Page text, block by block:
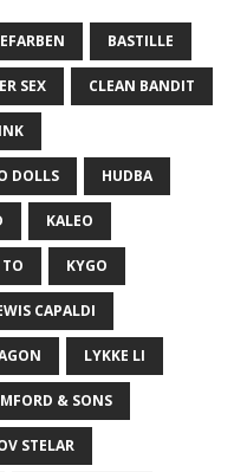
BASTILLE
SEX CLEAN BANDIT
DOLLS HUDBA
KALEO
KYGO
CAPALDI
LYKKE LI
& SONS
STELAR